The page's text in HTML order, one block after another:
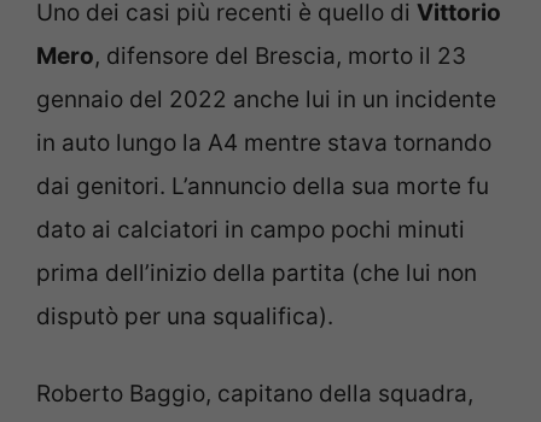
Uno dei casi più recenti è quello di Vittorio
Mero, difensore del Brescia, morto il 23
gennaio del 2022 anche lui in un incidente
in auto lungo la A4 mentre stava tornando
dai genitori. L’annuncio della sua morte fu
dato ai calciatori in campo pochi minuti
prima dell’inizio della partita (che lui non
disputò per una squalifica).
Roberto Baggio, capitano della squadra,